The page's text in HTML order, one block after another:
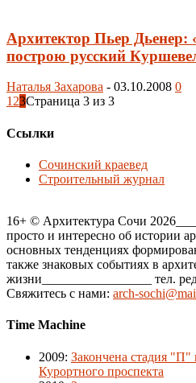
Архитектор Пьер
построю русский
Наталья Захарова - 03.10.2008 0
123Страница 3 из 3
Ссылки
Сочинский краевед
Строительный журнал
16+ © Архитектура Сочи
просто и интересно об истории
основных тенденциях
также знаковых событиях в
жизни_________________ тел.
Свяжитесь с нами: arch-
Time Machine
2009: Закончена стадия "П"
Курортного проспекта